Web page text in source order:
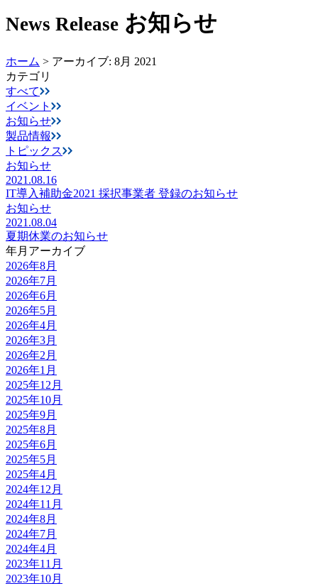
News Release お知らせ
ホーム > アーカイブ: 8月 2021
カテゴリ
すべて
イベント
お知らせ
製品情報
トピックス
お知らせ
2021.08.16
IT導入補助金2021 採択事業者 登録のお知らせ
お知らせ
2021.08.04
夏期休業のお知らせ
年月アーカイブ
2026年8月
2026年7月
2026年6月
2026年5月
2026年4月
2026年3月
2026年2月
2026年1月
2025年12月
2025年10月
2025年9月
2025年8月
2025年6月
2025年5月
2025年4月
2024年12月
2024年11月
2024年8月
2024年7月
2024年4月
2023年11月
2023年10月